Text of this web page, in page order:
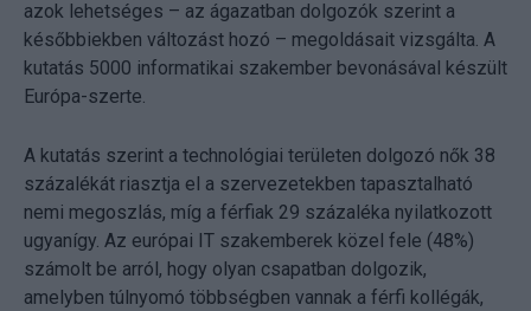
azok lehetséges – az ágazatban dolgozók szerint a
későbbiekben változást hozó – megoldásait vizsgálta. A
kutatás 5000 informatikai szakember bevonásával készült
Európa-szerte.
A kutatás szerint a technológiai területen dolgozó nők 38
százalékát riasztja el a szervezetekben tapasztalható
nemi megoszlás, míg a férfiak 29 százaléka nyilatkozott
ugyanígy. Az európai IT szakemberek közel fele (48%)
számolt be arról, hogy olyan csapatban dolgozik,
amelyben túlnyomó többségben vannak a férfi kollégák,